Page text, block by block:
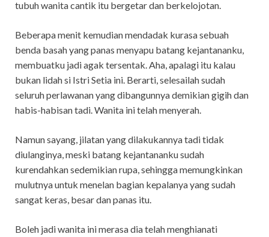
tubuh wanita cantik itu bergetar dan berkelojotan.
Beberapa menit kemudian mendadak kurasa sebuah
benda basah yang panas menyapu batang kejantananku,
membuatku jadi agak tersentak. Aha, apalagi itu kalau
bukan lidah si Istri Setia ini. Berarti, selesailah sudah
seluruh perlawanan yang dibangunnya demikian gigih dan
habis-habisan tadi. Wanita ini telah menyerah.
Namun sayang, jilatan yang dilakukannya tadi tidak
diulanginya, meski batang kejantananku sudah
kurendahkan sedemikian rupa, sehingga memungkinkan
mulutnya untuk menelan bagian kepalanya yang sudah
sangat keras, besar dan panas itu.
Boleh jadi wanita ini merasa dia telah menghianati